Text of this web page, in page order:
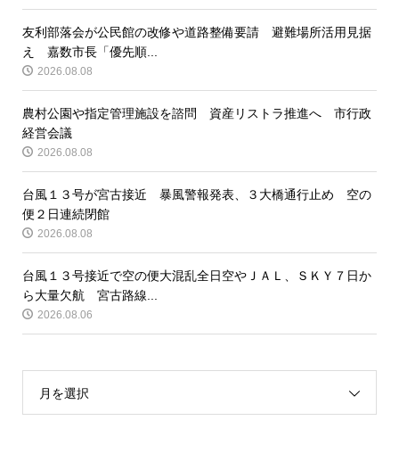
友利部落会が公民館の改修や道路整備要請 避難場所活用見据
え 嘉数市長「優先順...
2026.08.08
農村公園や指定管理施設を諮問 資産リストラ推進へ 市行政
経営会議
2026.08.08
台風１３号が宮古接近 暴風警報発表、３大橋通行止め 空の
便２日連続閉館
2026.08.08
台風１３号接近で空の便大混乱全日空やＪＡＬ、ＳＫＹ７日か
ら大量欠航 宮古路線...
2026.08.06
月を選択